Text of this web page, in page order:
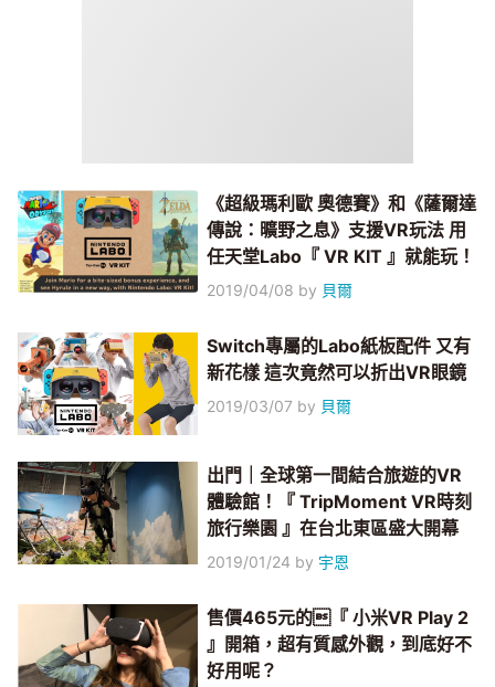
《超級瑪利歐 奧德賽》和《薩爾達
傳說：曠野之息》支援VR玩法 用
任天堂Labo『 VR KIT 』就能玩！
2019/04/08 by 貝爾
Switch專屬的Labo紙板配件 又有
新花樣 這次竟然可以折出VR眼鏡
2019/03/07 by 貝爾
出門｜全球第一間結合旅遊的VR
體驗館！『 TripMoment VR時刻
旅行樂園 』在台北東區盛大開幕
2019/01/24 by 宇恩
售價465元的『 小米VR Play 2
』開箱，超有質感外觀，到底好不
好用呢？